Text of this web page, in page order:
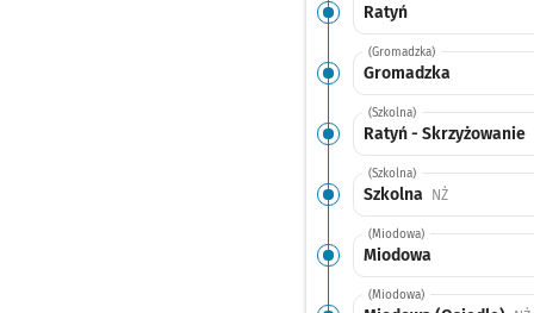
Ratyń
(Gromadzka)
Gromadzka
(Szkolna)
Ratyń - Skrzyżowanie
(Szkolna)
Szkolna NŻPrzystanek
(Miodowa)
Miodowa
(Miodowa)